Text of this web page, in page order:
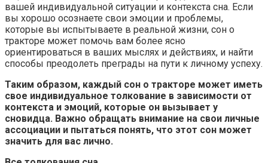
вашей индивидуальной ситуации и контекста сна. Если
вы хорошо осознаете свои эмоции и проблемы,
которые вы испытываете в реальной жизни, сон о
тракторе может помочь вам более ясно
ориентироваться в ваших мыслях и действиях, и найти
способы преодолеть преграды на пути к личному успеху.
Таким образом, каждый сон о тракторе может иметь
свое индивидуальное толкование в зависимости от
контекста и эмоций, которые он вызывает у
сновидца. Важно обращать внимание на свои личные
ассоциации и пытаться понять, что этот сон может
значить для вас лично.